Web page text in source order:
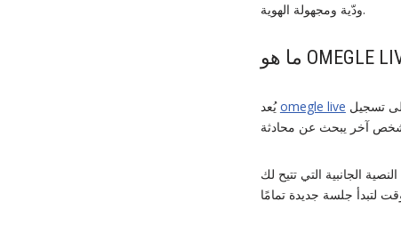
ودّية ومجهولة الهوية.
يُعدomegle live
الجانبية التي تتيح لك